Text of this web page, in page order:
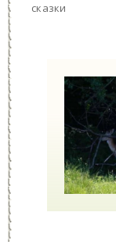
сказки